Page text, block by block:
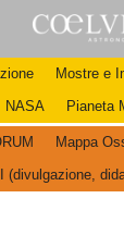
Mostre e
NASA Pianeta
Mappa
(divulgazione,